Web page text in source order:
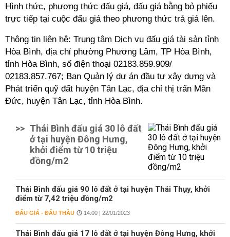
Hình thức, phương thức đấu giá, đấu giá bằng bỏ phiếu
trực tiếp tại cuộc đấu giá theo phương thức trả giá lên.
Thông tin liên hệ: Trung tâm Dịch vụ đấu giá tài sản tỉnh
Hòa Bình, địa chỉ phường Phương Lâm, TP Hòa Bình,
tỉnh Hòa Bình, số điện thoại 02183.859.909/
02183.857.767; Ban Quản lý dự án đầu tư xây dựng và
Phát triển quỹ đất huyện Tân Lạc, địa chỉ thị trấn Mãn
Đức, huyện Tân Lạc, tỉnh Hòa Bình.
>> Thái Bình đấu giá 30 lô đất
ở tại huyện Đông Hưng,
khởi điểm từ 10 triệu
đồng/m2
Thái Bình đấu giá 90 lô đất ở tại huyện Thái Thụy, khởi
điểm từ 7,42 triệu đồng/m2
ĐẤU GIÁ - ĐẤU THẦU 14:00 | 22/01/2023
Thái Bình đấu giá 17 lô đất ở tại huyện Đông Hưng, khởi